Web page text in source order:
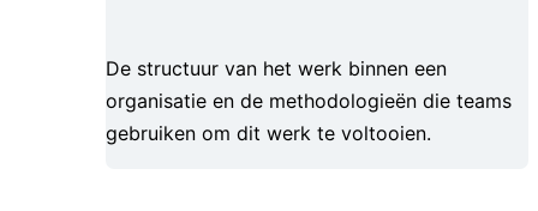
De structuur van het werk binnen een
organisatie en de methodologieën die teams
gebruiken om dit werk te voltooien.